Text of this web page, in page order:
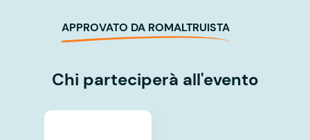
APPROVATO DA ROMALTRUISTA
Chi parteciperà all'evento